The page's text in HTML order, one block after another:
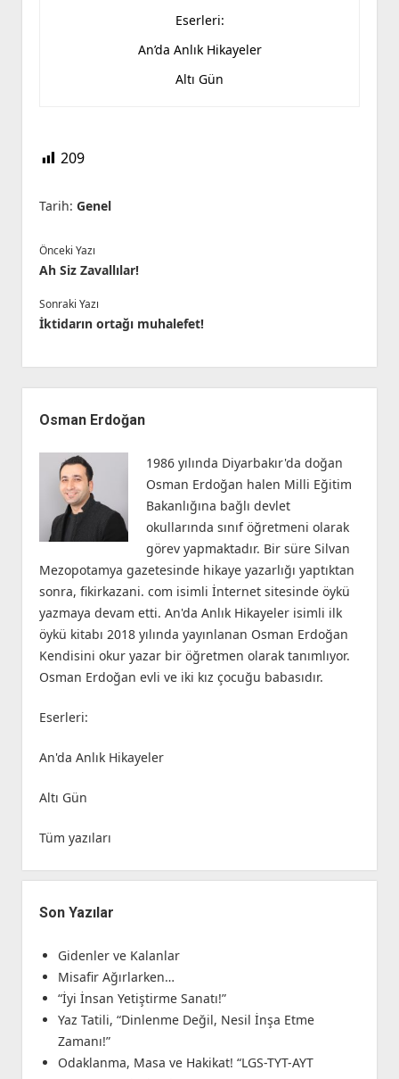
Eserleri:
An’da Anlık Hikayeler
Altı Gün
209
Tarih: Genel
Önceki Yazı
Ah Siz Zavallılar!
Sonraki Yazı
İktidarın ortağı muhalefet!
Menü
Osman Erdoğan
1986 yılında Diyarbakır'da doğan
Osman Erdoğan halen Milli Eğitim
Bakanlığına bağlı devlet
okullarında sınıf öğretmeni olarak
görev yapmaktadır. Bir süre Silvan
Mezopotamya gazetesinde hikaye yazarlığı yaptıktan
sonra, fikirkazani. com isimli İnternet sitesinde öykü
yazmaya devam etti. An'da Anlık Hikayeler isimli ilk
öykü kitabı 2018 yılında yayınlanan Osman Erdoğan
Kendisini okur yazar bir öğretmen olarak tanımlıyor.
Osman Erdoğan evli ve iki kız çocuğu babasıdır.
Eserleri:
An'da Anlık Hikayeler
Altı Gün
Tüm yazıları
Son Yazılar
Gidenler ve Kalanlar
Misafir Ağırlarken…
“İyi İnsan Yetiştirme Sanatı!”
Yaz Tatili, “Dinlenme Değil, Nesil İnşa Etme
Zamanı!”
Odaklanma, Masa ve Hakikat! “LGS-TYT-AYT